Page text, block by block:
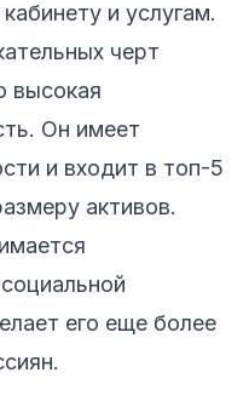
и услугам.
черт
высокая
Он имеет
и входит в топ-5
активов.
его еще более